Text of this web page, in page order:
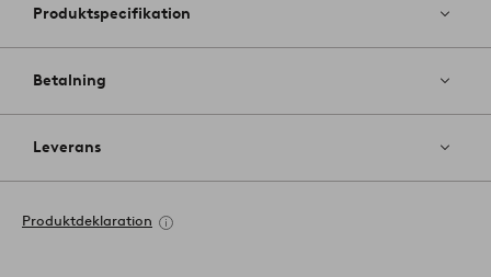
Produktspecifikation
Betalning
Leverans
Produktdeklaration